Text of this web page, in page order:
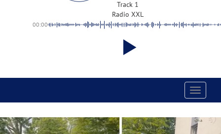
Track 1
Radio XXL
00:00
Toggle